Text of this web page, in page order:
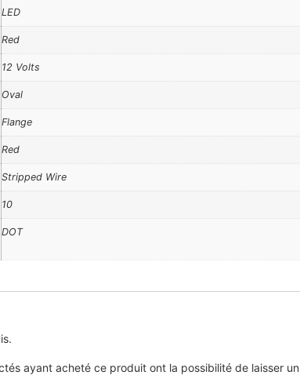
LED
Red
12 Volts
Oval
Flange
Red
Stripped Wire
10
DOT
ayant acheté ce produit ont la possibilité de laisser